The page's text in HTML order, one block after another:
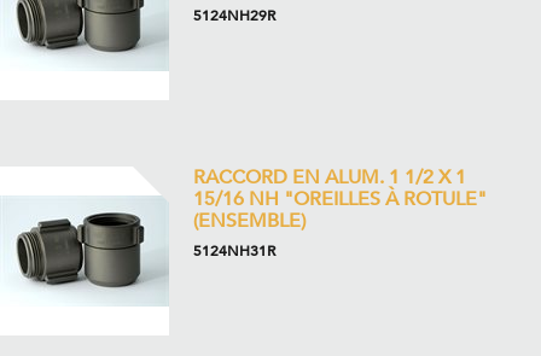
5124NH29R
RACCORD EN ALUM. 1 1/2 X 1
15/16 NH "OREILLES À ROTULE"
(ENSEMBLE)
5124NH31R